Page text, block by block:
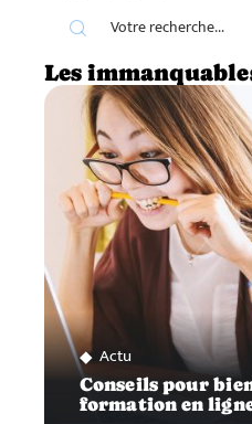
Les
Actu
Conseils pour
formation en